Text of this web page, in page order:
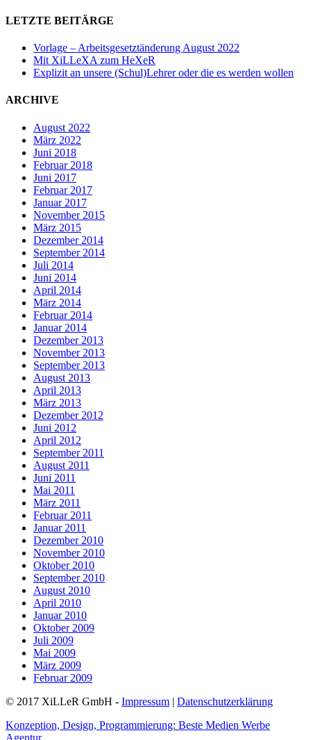
LETZTE BEITÄRGE
Vorlage – Arbeitsgesetztänderung August 2022
Mit XiLLeXA zum HeXeR
Explizit an unsere (Schul)Lehrer oder die es werden wollen
ARCHIVE
August 2022
März 2022
Juni 2018
Februar 2018
Juni 2017
Februar 2017
Januar 2017
November 2015
März 2015
Dezember 2014
September 2014
Juli 2014
Juni 2014
April 2014
März 2014
Februar 2014
Januar 2014
Dezember 2013
November 2013
September 2013
August 2013
April 2013
März 2013
Dezember 2012
Juni 2012
April 2012
September 2011
August 2011
Juni 2011
Mai 2011
März 2011
Februar 2011
Januar 2011
Dezember 2010
November 2010
Oktober 2010
September 2010
August 2010
April 2010
Januar 2010
Oktober 2009
Juli 2009
Mai 2009
März 2009
Februar 2009
© 2017 XiLLeR GmbH - Impressum | Datenschutzerklärung
Konzeption, Design, Programmierung: Beste Medien Werbe
Agentur